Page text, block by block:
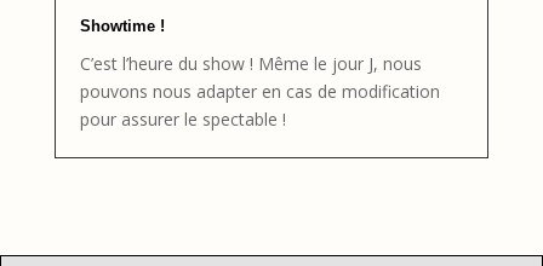
Showtime !
C’est l’heure du show ! Même le jour J, nous
pouvons nous adapter en cas de modification
pour assurer le spectable !